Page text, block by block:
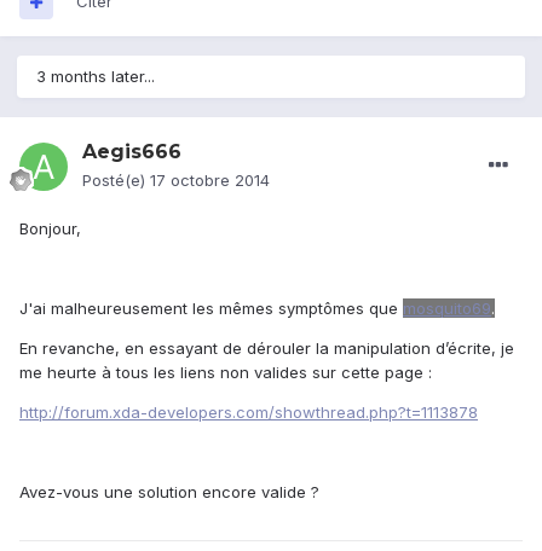
3 months later...
Aegis666
Posté(e) 17 octobre 2014
Bonjour,
J'ai malheureusement les mêmes symptômes que mosquito69.
En revanche, en essayant de dérouler la manipulation d’écrite, je
me heurte à tous les liens non valides sur cette page :
http://forum.xda-developers.com/showthread.php?t=1113878
Avez-vous une solution encore valide ?